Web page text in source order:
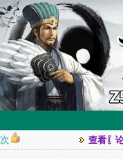
次 查看〖